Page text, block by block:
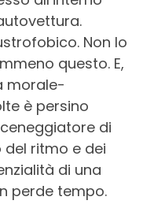
Non lo
questo. E,
morale-
è persino
di
ritmo e dei
di una
perde tempo.